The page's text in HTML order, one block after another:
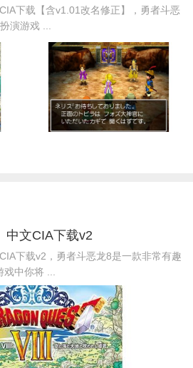
下载【含v1.01改名修正】，勇者斗恶
演游戏 ...
中文CIA下载v2
下载v2，勇者斗恶龙8是一款非常有趣
中你将 ...